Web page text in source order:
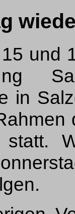
und
in
statt.